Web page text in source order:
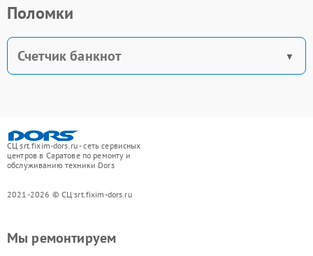
Поломки
Счетчик банкнот
СЦ srt.fixim-dors.ru - сеть сервисных
центров в Саратове по ремонту и
обслуживанию техники Dors
2021-2026 © СЦ srt.fixim-dors.ru
Мы ремонтируем